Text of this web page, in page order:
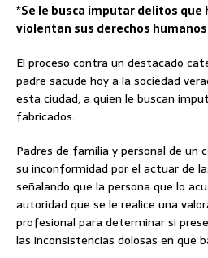
*Se le busca imputar delitos que
violentan sus derechos humanos
El proceso contra un destacado
padre sacude hoy a la sociedad
esta ciudad, a quien le buscan
fabricados.
Padres de familia y personal de un
su inconformidad por el actuar de
señalando que la persona que lo
autoridad que se le realice una
profesional para determinar si
las inconsistencias dolosas en que